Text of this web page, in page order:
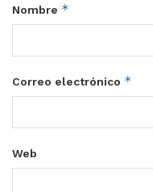
Nombre *
Correo electrónico *
Web